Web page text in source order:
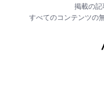
掲載の記
すべてのコンテンツの